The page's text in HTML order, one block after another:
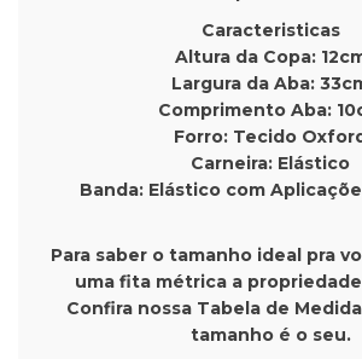
Caracteristicas
Altura da Copa:
Largura da Aba:
Comprimento Aba:
Forro: Tecido Oxford
Carneira: Elástico
Banda: Elástico com
Para saber o tamanho ideal pra
uma fita métrica a
Confira nossa Tabela de
tamanho é o seu.